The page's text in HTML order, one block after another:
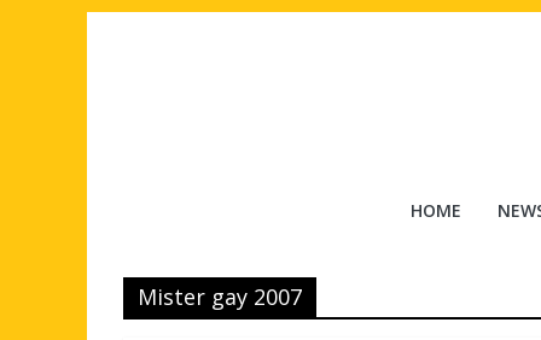
Tuttouomini
Cinema,
Motori,
HOME
Mister gay 2007